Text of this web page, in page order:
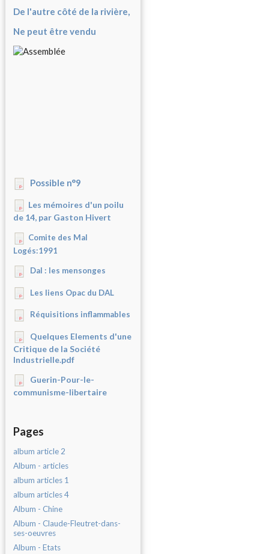
De l'autre côté de la rivière,
Ne peut être vendu
Possible n°9
Les mémoires d'un poilu
de 14, par Gaston Hivert
Comite des Mal
Logés:1991
Dal : les mensonges
Les liens Opac du DAL
Réquisitions inflammables
Quelques Elements d'une
Critique de la Société
Industrielle.pdf
Guerin-Pour-le-
communisme-libertaire
Pages
album article 2
Album - articles
album articles 1
album articles 4
Album - Chine
Album - Claude-Fleutret-dans-
ses-oeuvres
Album - Etats